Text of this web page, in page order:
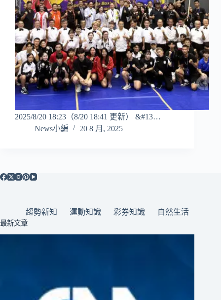
2025/8/20 18:23（8/20 18:41 更新） &#13…
News小編
20 8 月, 2025
趨勢新知 運動知識 彩券知識 自然生活
最新文章